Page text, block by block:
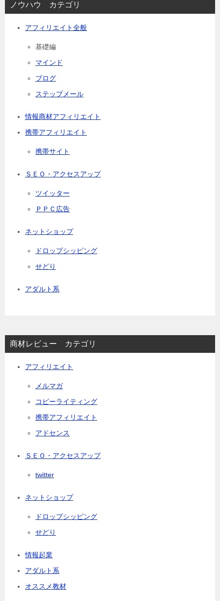
ノウハウ カテゴリ
アフィリエイト全般
基礎編
マインド
ブログ
ステップメール
情報商材アフィリエイト
携帯アフィリエイト
携帯サイト
ＳＥＯ・アクセスアップ
ツイッター
ＰＰＣ広告
ネットショップ
ドロップシッピング
せどり
アダルト系
商材レビュー カテゴリ
アフィリエイト
メルマガ
コピーライティング
携帯アフィリエイト
アドセンス
ＳＥＯ・アクセスアップ
twitter
ネットショップ
ドロップシッピング
せどり
情報起業
アダルト系
オススメ教材